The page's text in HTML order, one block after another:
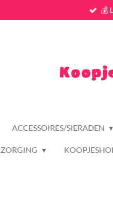
💰
ACCESSOIRES/SIERADEN